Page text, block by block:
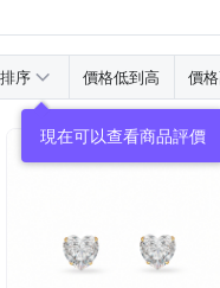
序 價格低到高 價
現在可以查看商品評價